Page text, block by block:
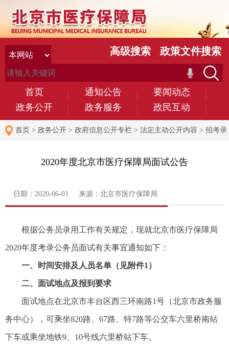
首页 通知公告
要闻动态
政务公开
政务服务 政民互动
高级搜索 政策文件搜索
首页 > 政务公开 > 政府信息公开专栏 > 法定主动公开内容 > 招考录
2020年度北京市医疗保障局面试公告
日期：2020-06-01 来源：北京市医疗保障局
根据公务员录用工作有关规定，现就北京市医疗保障局
2020年度考录公务员面试有关事宜通知如下：
一、时间安排及人员名单（见附件1）
二、面试地点及报到要求
面试地点在北京市丰台区西三环南路1号（北京市政务服
务中心），可乘坐820路、67路、特7路等公交车六里桥南站
下车或乘坐地铁9、10号线六里桥站下车。